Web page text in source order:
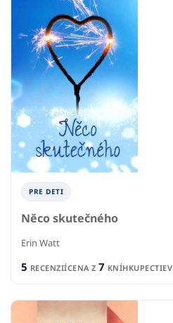
PRE DETI
Něco skutečného
Erin Watt
5 RECENZIÍCENA Z 7 KNÍHKUPECTIEV